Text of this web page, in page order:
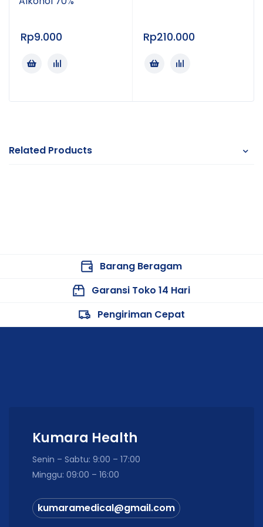
puskesmas, apotek, dan perlengkapan P3K.
Fitur Unggulan
Daya serap tinggi.
Telah memilikiIzin Edar Kemenkes RI AKD
Spesifikasi Produk
Berat 500 gram
Material 100% Katun
Bentuk Roll / Gulung
Rp9.000 Rp210.000
Related Products
Barang Beragam
Garansi Toko 14 Hari
Pengiriman Cepat
Kumara Health
Senin – Sabtu: 9:00 – 17:00
Minggu: 09:00 – 16:00
kumaramedical@gmail.com